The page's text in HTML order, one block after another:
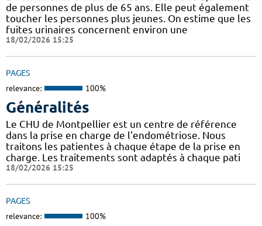
de personnes de plus de 65 ans. Elle peut également
toucher les personnes plus jeunes. On estime que les
fuites urinaires concernent environ une
18/02/2026 15:25
PAGES
relevance: 100%
Généralités
Le CHU de Montpellier est un centre de référence
dans la prise en charge de l'endométriose. Nous
traitons les patientes à chaque étape de la prise en
charge. Les traitements sont adaptés à chaque pati
18/02/2026 15:25
PAGES
relevance: 100%